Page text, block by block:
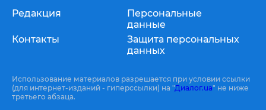
Редакция
Контакты
Персональные
данные
Защита персональных
данных
Использование материалов разрешается при условии ссылки
(для интернет-изданий - гиперссылки) на "Диалог.ua" не ниже
третьего абзаца.